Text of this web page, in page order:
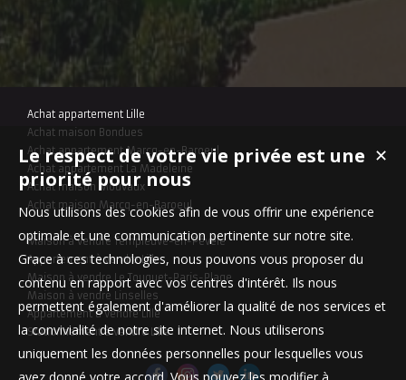
Achat appartement Lille
Achat maison Bondues
Achat appartement Marcq-en-Baroeul
Achat appartement La Madeleine
Achat maison Mouvaux
Achat maison Marcq-en-Baroeul
Maison à vendre Templeuve-en-Pévèle
Appartement à vendre Lille
Maison à vendre Le Touquet-Paris-Plage
Maison à vendre Linselles
Appartement à vendre Lille
Stationnement à vendre Lille
✕
Le respect de votre vie privée est une
priorité pour nous
Nous utilisons des cookies afin de vous offrir une expérience
optimale et une communication pertinente sur notre site.
Grace à ces technologies, nous pouvons vous proposer du
contenu en rapport avec vos centres d'intérêt. Ils nous
permettent également d'améliorer la qualité de nos services et
la convivialité de notre site internet. Nous utiliserons
uniquement les données personnelles pour lesquelles vous